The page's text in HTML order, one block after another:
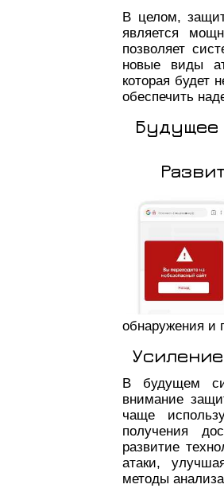
В целом,
является
позволяет
новые виды
которая будет
обеспечить
Будущее
обнаружения и
В будущем
внимание
чаще
получения
развитие
атаки,
методы